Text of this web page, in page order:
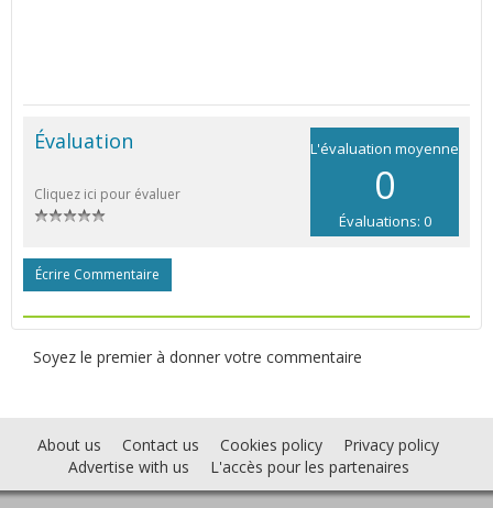
L'évaluation moyenne
0
Évaluations: 0
Évaluation
Cliquez ici pour évaluer
Écrire Commentaire
Soyez le premier à donner votre commentaire
About us Contact us Cookies policy
Privacy policy
Advertise with us
L'accès pour les partenaires